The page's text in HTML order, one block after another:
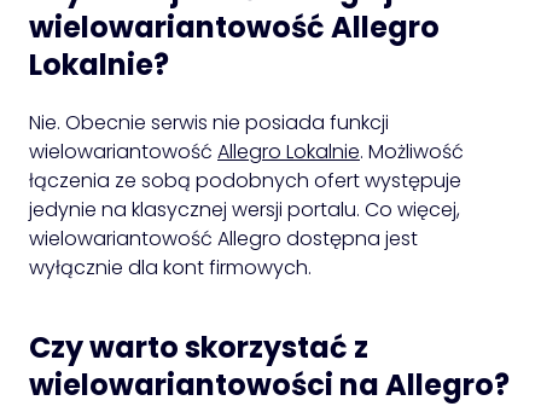
wielowariantowość Allegro
Lokalnie?
Nie. Obecnie serwis nie posiada funkcji
wielowariantowość Allegro Lokalnie. Możliwość
łączenia ze sobą podobnych ofert występuje
jedynie na klasycznej wersji portalu. Co więcej,
wielowariantowość Allegro dostępna jest
wyłącznie dla kont firmowych.
Czy warto skorzystać z
wielowariantowości na Allegro?